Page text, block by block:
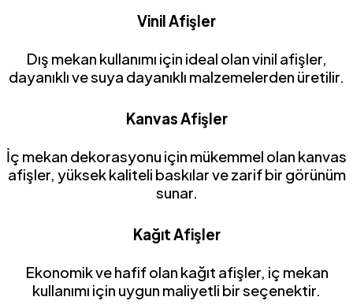
Vinil Afişler
Dış mekan kullanımı için ideal olan vinil afişler,
dayanıklı ve suya dayanıklı malzemelerden üretilir.
Kanvas Afişler
İç mekan dekorasyonu için mükemmel olan kanvas
afişler, yüksek kaliteli baskılar ve zarif bir görünüm
sunar.
Kağıt Afişler
Ekonomik ve hafif olan kağıt afişler, iç mekan
kullanımı için uygun maliyetli bir seçenektir.